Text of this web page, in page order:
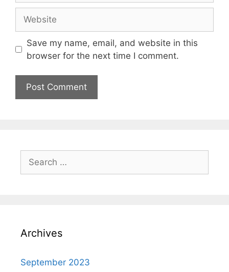
Save my name, email, and website in this
browser for the next time I comment.
Archives
September 2023